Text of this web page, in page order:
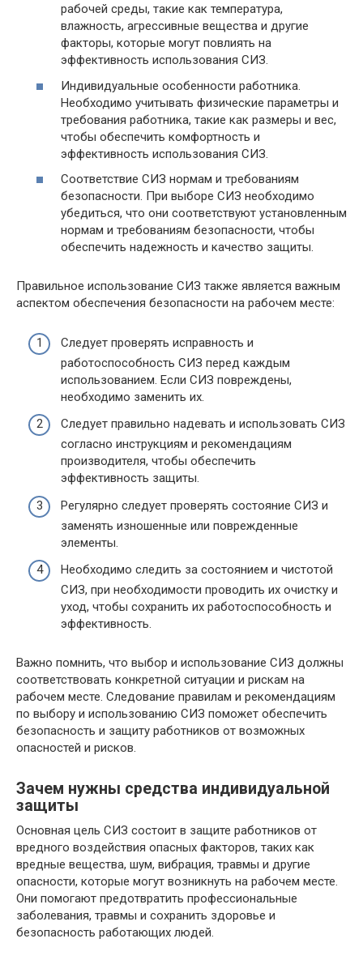
рабочей среды, такие как температура,
влажность, агрессивные вещества и другие
факторы, которые могут повлиять на
эффективность использования СИЗ.
Индивидуальные особенности работника.
Необходимо учитывать физические параметры и
требования работника, такие как размеры и вес,
чтобы обеспечить комфортность и
эффективность использования СИЗ.
Соответствие СИЗ нормам и требованиям
безопасности. При выборе СИЗ необходимо
убедиться, что они соответствуют установленным
нормам и требованиям безопасности, чтобы
обеспечить надежность и качество защиты.
Правильное использование СИЗ также является важным
аспектом обеспечения безопасности на рабочем месте:
Следует проверять исправность и
работоспособность СИЗ перед каждым
использованием. Если СИЗ повреждены,
необходимо заменить их.
Следует правильно надевать и использовать СИЗ
согласно инструкциям и рекомендациям
производителя, чтобы обеспечить
эффективность защиты.
Регулярно следует проверять состояние СИЗ и
заменять изношенные или поврежденные
элементы.
Необходимо следить за состоянием и чистотой
СИЗ, при необходимости проводить их очистку и
уход, чтобы сохранить их работоспособность и
эффективность.
Важно помнить, что выбор и использование СИЗ должны
соответствовать конкретной ситуации и рискам на
рабочем месте. Следование правилам и рекомендациям
по выбору и использованию СИЗ поможет обеспечить
безопасность и защиту работников от возможных
опасностей и рисков.
Зачем нужны средства индивидуальной
защиты
Основная цель СИЗ состоит в защите работников от
вредного воздействия опасных факторов, таких как
вредные вещества, шум, вибрация, травмы и другие
опасности, которые могут возникнуть на рабочем месте.
Они помогают предотвратить профессиональные
заболевания, травмы и сохранить здоровье и
безопасность работающих людей.